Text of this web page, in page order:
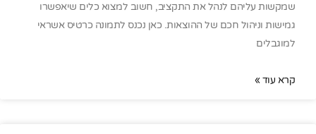
שמקשות עליהם לנהל את התקציב, חשוב למצוא כלים שיאפשרו
גמישות וניהול חכם של ההוצאות. כאן נכנס לתמונה כרטיס אשראי
למוגבלים
קרא עוד »